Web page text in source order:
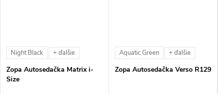
Night Black + ďalšie
Zopa Autosedačka Matrix i-
Size
Aquatic Green + ďalšie
Zopa Autosedačka Verso R129